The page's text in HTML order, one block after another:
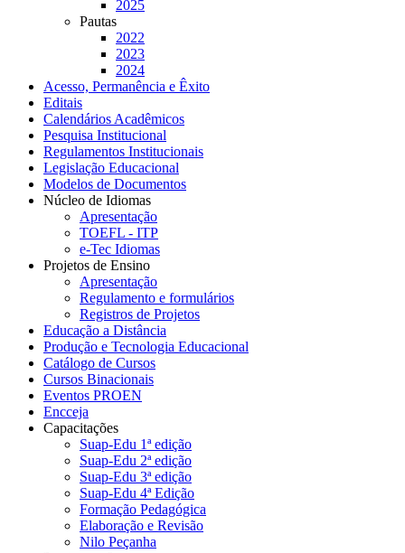
2025
Pautas
2022
2023
2024
Acesso, Permanência e Êxito
Editais
Calendários Acadêmicos
Pesquisa Institucional
Regulamentos Institucionais
Legislação Educacional
Modelos de Documentos
Núcleo de Idiomas
Apresentação
TOEFL - ITP
e-Tec Idiomas
Projetos de Ensino
Apresentação
Regulamento e formulários
Registros de Projetos
Educação a Distância
Produção e Tecnologia Educacional
Catálogo de Cursos
Cursos Binacionais
Eventos PROEN
Encceja
Capacitações
Suap-Edu 1ª edição
Suap-Edu 2ª edição
Suap-Edu 3ª edição
Suap-Edu 4ª Edição
Formação Pedagógica
Elaboração e Revisão
Nilo Peçanha